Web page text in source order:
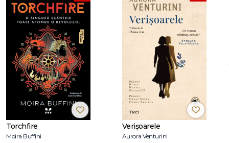
3 Chiar dacă rolul ţi se potriveşte, nu e obligatoriu să-l adopţi
4 Ne cunoaştem de undeva? Atracţii fatale la serviciu
5 Management de jos în sus — angajaţii preiau controlul
6 ?efi dificili şi labili — cum să-ţi păstrezi calmul
7 Managementul de sus în jos — parentajul la firmă
8 Cultura organizaţională — eşti în locul potrivit?
Torchfire
Moira Buffini
Verișoarele
Aurora Venturini